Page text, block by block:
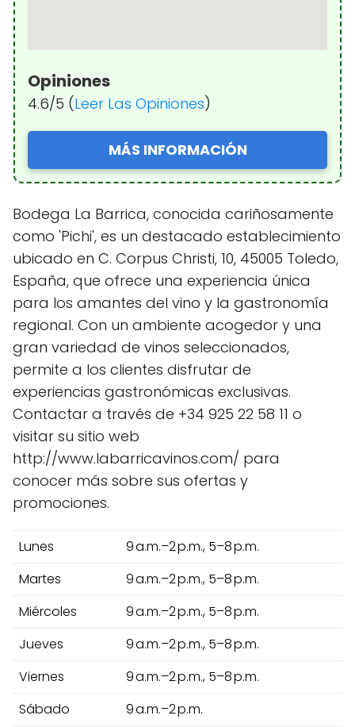
Opiniones
4.6/5 (Leer Las Opiniones)
MÁS INFORMACIÓN
Bodega La Barrica, conocida cariñosamente
como 'Pichi', es un destacado establecimiento
ubicado en C. Corpus Christi, 10, 45005 Toledo,
España, que ofrece una experiencia única
para los amantes del vino y la gastronomía
regional. Con un ambiente acogedor y una
gran variedad de vinos seleccionados,
permite a los clientes disfrutar de
experiencias gastronómicas exclusivas.
Contactar a través de +34 925 22 58 11 o
visitar su sitio web
http://www.labarricavinos.com/ para
conocer más sobre sus ofertas y
promociones.
Lunes
9 a.m.–2 p.m., 5–8 p.m.
Martes
9 a.m.–2 p.m., 5–8 p.m.
Miércoles
9 a.m.–2 p.m., 5–8 p.m.
Jueves
9 a.m.–2 p.m., 5–8 p.m.
Viernes
9 a.m.–2 p.m., 5–8 p.m.
Sábado
9 a.m.–2 p.m.